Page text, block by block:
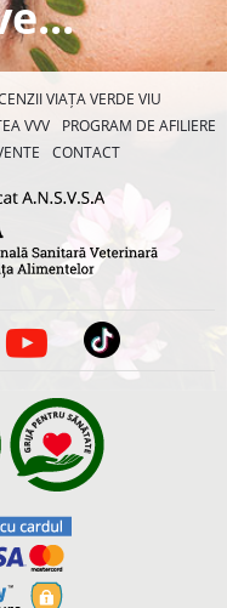
VIAȚA VERDE VIU
VVV
PROGRAM DE AFILIERE
CONTACT